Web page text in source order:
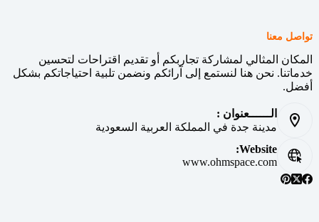
تواصل معنا
المكان المثالي لمشاركة تجاربكم أو تقديم اقتراحات لتحسين
خدماتنا. نحن هنا لنستمع إلى آرائكم ونضمن تلبية احتياجاتكم بشكل
أفضل.
الــــــعنوان :
مدينة جدة في المملكة العربية السعودية
Website:
www.ohmspace.com